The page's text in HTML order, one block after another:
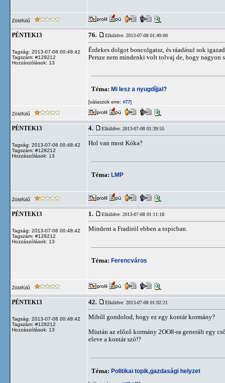
Zöldfülű
PÉNTEK13
Tagság: 2013-07-08 00:48:42
Tagszám: #128212
Hozzászólások: 13
76. Elküldve: 2013-07-08 01:49:00
Érdekes dolgot boncolgatsz, és ráadásul sok
Persze nem mindenki volt tolvaj de, hogy nagyon
Téma: Mi lesz a nyugdíjjal?
[válaszok erre: #77]
Zöldfülű
PÉNTEK13
Tagság: 2013-07-08 00:48:42
Tagszám: #128212
Hozzászólások: 13
4. Elküldve: 2013-07-08 01:39:55
Hol van most Kóka?
Téma: LMP
Zöldfülű
PÉNTEK13
Tagság: 2013-07-08 00:48:42
Tagszám: #128212
Hozzászólások: 13
1. Elküldve: 2013-07-08 01:11:18
Mindent a Fradiról ebben a topicban.
Téma: Ferencváros
Zöldfülű
PÉNTEK13
Tagság: 2013-07-08 00:48:42
Tagszám: #128212
Hozzászólások: 13
42. Elküldve: 2013-07-08 01:02:21
Miből gondolod, hogy ez egy kontár kormány?
Miután az előző kormány 2OO8-ra generált egy
eleve a kontár szó!?
Téma: Politikai topik,gazdasági helyzet